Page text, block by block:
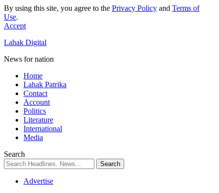
By using this site, you agree to the Privacy Policy and Terms of
Use.
Accept
Lahak Digital
News for nation
Home
Lahak Patrika
Contact
Account
Politics
Literature
International
Media
Search
Advertise